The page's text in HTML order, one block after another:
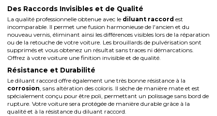
Des Raccords Invisibles et de Qualité
La qualité professionnelle obtenue avec le diluant raccord est
incomparable. Il permet une fusion harmonieuse de l'ancien et du
nouveau vernis, éliminant ainsi les différences visibles lors de la réparation
ou de la retouche de votre voiture. Les brouillards de pulvérisation sont
supprimés et vous obtenez un résultat sans traces ni démarcations.
Offrez à votre voiture une finition invisible et de qualité.
Résistance et Durabilité
Le diluant raccord offre également une très bonne résistance à la
corrosion, sans altération des coloris. Il sèche de manière mate et est
spécialement conçu pour être poli, permettant un polissage sans bord de
rupture. Votre voiture sera protégée de manière durable grâce à la
qualité et à la résistance du diluant raccord.